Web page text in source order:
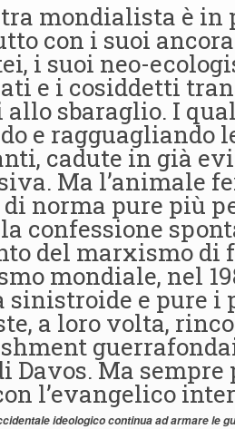
mondialista è in
con i suoi
i suoi neo-
e i cosiddetti
allo sbaraglio. I
e ragguagliando
cadute in già
Ma l’animale
norma pure più
confessione
del marxismo di
mondiale, nel
sinistroide e pure
a loro volta,
Davos. Ma sempre
l’evangelico
ideologico continua ad armare le